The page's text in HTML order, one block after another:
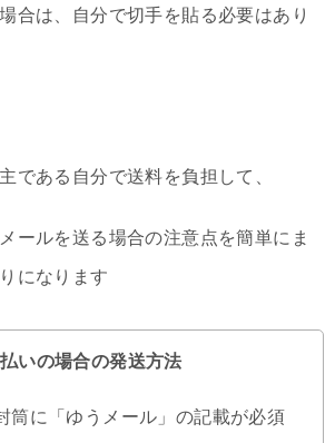
合は、自分で切手を貼る必要はあり
である自分で送料を負担して、
ールを送る場合の注意点を簡単にま
になります
いの場合の発送方法
筒に「ゆうメール」の記載が必須